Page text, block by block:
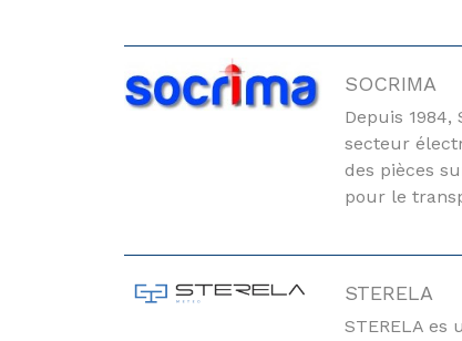
SOCRIMA
Depuis 1984,
secteur
des pièces
pour le
STERELA
STERELA es